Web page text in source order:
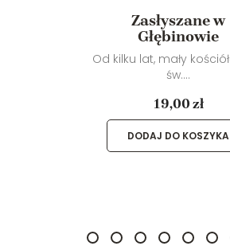
Zasłyszane w
Głębinowie
Od kilku lat, mały
św....
19,00 zł
DODAJ DO KOSZYKA